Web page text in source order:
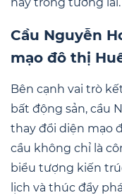
Cầu Nguyễn
mạo đô thị
Bên cạnh vai trò
bất động sản, cầu
thay đổi diện mạo
cầu không chỉ là
biểu tượng kiến
lịch và thúc đẩy